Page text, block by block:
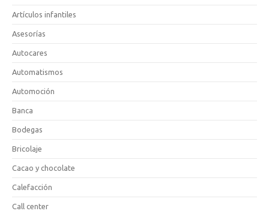
Artículos infantiles
Asesorías
Autocares
Automatismos
Automoción
Banca
Bodegas
Bricolaje
Cacao y chocolate
Calefacción
Call center